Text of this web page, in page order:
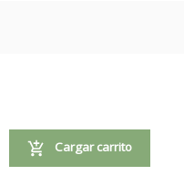
Cargar carrito